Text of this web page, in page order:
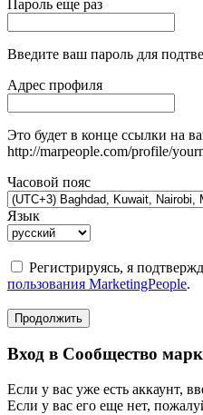
Пароль еще раз
Введите ваш пароль для
Адрес профиля
Это будет в конце ссылки на
http://marpeople.com/profile/
Часовой пояс
Язык
Регистрируясь, я
пользования MarketingPeople.
Продолжить
Вход в Сообщество
Если у вас уже есть аккаунт,
Если у вас его еще нет,